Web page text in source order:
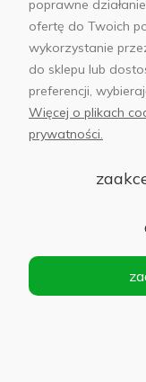
w korzystnej
aparaty serii Xiaomi
dla osób
korzystnej cenie.
Telefony
codziennego
codziennej
telefonów z
komunikatorów.
wszystkich tych,
telefonu dla
pierwszy telefon
kolorowym
poprawne
ofertę do Twoich
wykorzystanie
do sklepu lub
preferencji,
Więcej o plikach
prywatności.